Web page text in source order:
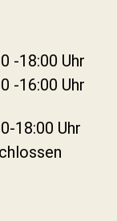
-18:00 Uhr
-16:00 Uhr
18:00 Uhr